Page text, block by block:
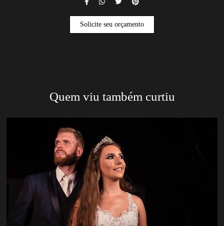
Solicite seu orçamento
Quem viu também curtiu